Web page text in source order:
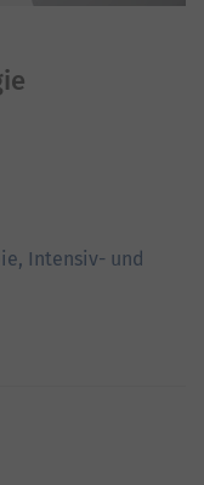
Intensiv- und